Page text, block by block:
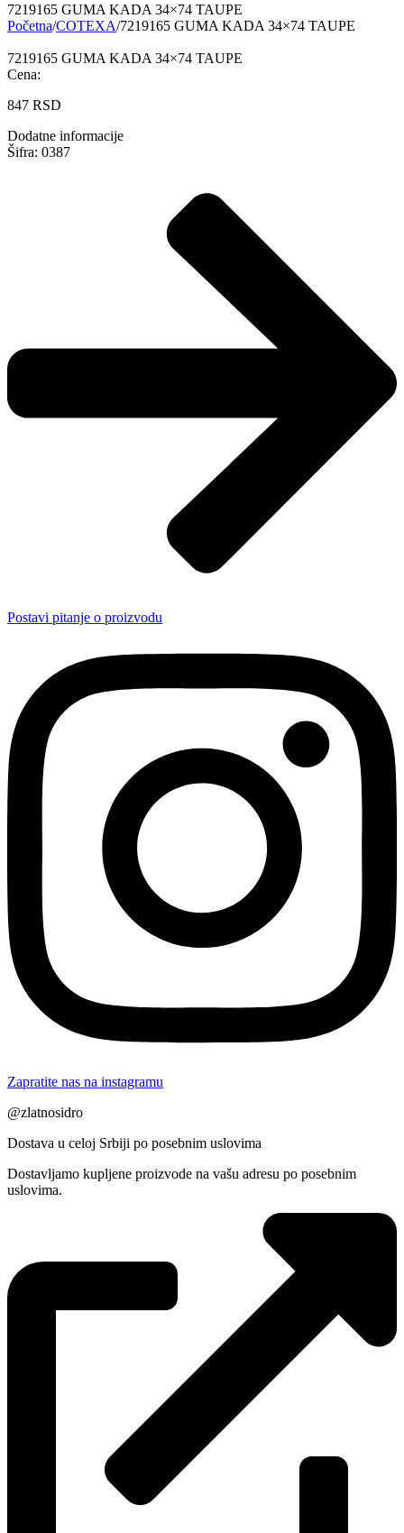
7219165 GUMA KADA 34×74 TAUPE
Početna/COTEXA/7219165 GUMA KADA 34×74 TAUPE
7219165 GUMA KADA 34×74 TAUPE
Cena:
847 RSD
Dodatne informacije
Šifra: 0387
Postavi pitanje o proizvodu
Zapratite nas na instagramu
@zlatnosidro
Dostava u celoj Srbiji po posebnim uslovima
Dostavljamo kupljene proizvode na vašu adresu po posebnim
uslovima.